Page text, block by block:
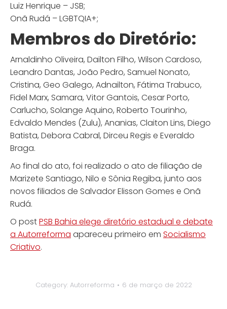
Luiz Henrique – JSB;
Onã Rudá – LGBTQIA+;
Membros do Diretório:
Arnaldinho Oliveira, Dailton Filho, Wilson Cardoso,
Leandro Dantas, João Pedro, Samuel Nonato,
Cristina, Geo Galego, Adnailton, Fátima Trabuco,
Fidel Marx, Samara, Vitor Gantois, Cesar Porto,
Carlucho, Solange Aquino, Roberto Tourinho,
Edvaldo Mendes (Zulu), Ananias, Claiton Lins, Diego
Batista, Debora Cabral, Dirceu Regis e Everaldo
Braga.
Ao final do ato, foi realizado o ato de filiação de
Marizete Santiago, Nilo e Sônia Regiba, junto aos
novos filiados de Salvador Elisson Gomes e Onã
Rudá.
O postPSB Bahia elege diretório estadual e debate
a Autorreforma apareceu primeiro em Socialismo
Criativo.
Category: Autorreforma 6 de março de 2022